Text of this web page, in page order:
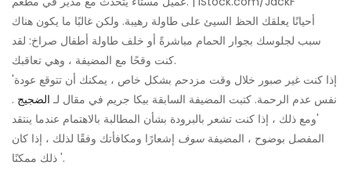
أحيانًا يعلقك الحظ السيئ على طاولة رهيبة. ولكن غالبًا ما يكون هناك
سبب لجلوسك بجوار الحمام مباشرةً أو خلف طاولة أطفال صراخ: لقد
كنت وقحًا مع المضيفة ، وهي تعاقبك.
'إذا كنت غير صبور خلال وقت مزدحم بشكل خاص ، يمكنك أن تتوقع عودة
نفس عدم الرحمة. كتبت المضيفة السابقة بيكا جريم في مقال لـ الضجيج .
'ومع ذلك ، إذا كنت تشعر بالبرودة بشأن المطالبة بالاهتمام عندما ينتقد
المفصل بوضوح ، المضيفة سوف إشعارًا ومكافأتك وفقًا لذلك ، إذا كان
ذلك ممكنًا '.